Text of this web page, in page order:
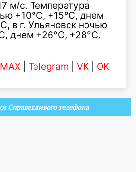
м/с. Температура
+10°С, +15°С, днем
в г. Ульяновск ночью
днем +26°С, +28°С.
MAX Telegram VK OK
Справедливого телефона